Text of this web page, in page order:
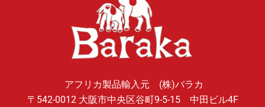
アフリカ製品輸入元 (株)バラカ
〒542-0012 大阪市中央区谷町9-5-15 中田ビル4F